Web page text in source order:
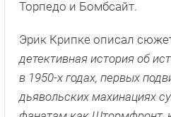
Торпедо и Бомбсайт.
Эрик Крипке описал
детективная история об
в 1950-х годах, первых
дьявольских махинациях